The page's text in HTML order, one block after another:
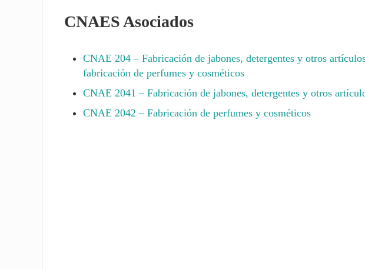
CNAES Asociados
CNAE 204– Fabricación de jabones, detergentes y otros
fabricación de perfumes y cosméticos
CNAE 2041 – Fabricación de jabones, detergentes y otros
CNAE 2042 – Fabricación de perfumes y cosméticos